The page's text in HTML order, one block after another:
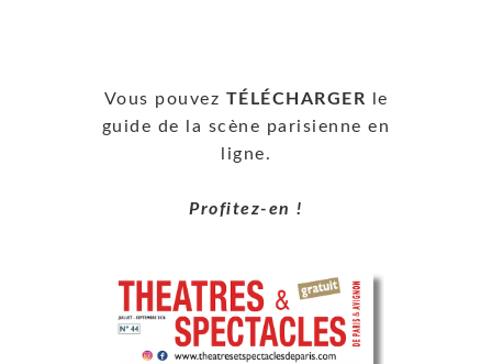
Vous pouvez TÉLÉCHARGER le
guide de la scène parisienne en
ligne.
Profitez-en !